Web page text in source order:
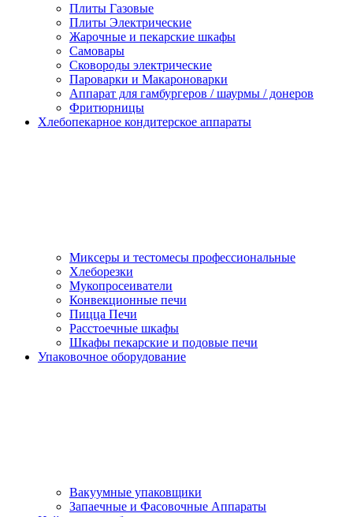
Плиты Газовые
Плиты Электрические
Жарочные и пекарские шкафы
Самовары
Сковороды электрические
Пароварки и Макароноварки
Аппарат для гамбургеров / шаурмы / донеров
Фритюрницы
Хлебопекарное кондитерское аппараты
Миксеры и тестомесы профессиональные
Хлеборезки
Мукопросеиватели
Конвекционные печи
Пицца Печи
Расстоечные шкафы
Шкафы пекарские и подовые печи
Упаковочное оборудование
Вакуумные упаковщики
Запаечные и Фасовочные Аппараты